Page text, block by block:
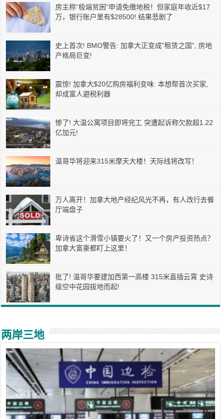
房主称“极端贫困”申请免缴地税！但家庭年收近$17
万，银行账户里有$28500! 结果悲剧了
史上首次! BMO警告: 加拿大正变成”租赁之国”, 房地
产格局巨变!
震惊! 加拿大$20亿购房福利变味: 本想帮首次买家,
却成富人避税利器
惨了! 大温公寓项目即将完工 突遭起诉称欠款超1.22
亿加元!
温哥华将迎来315米摩天大楼！天际线将改写！
万人离开！加拿大地产经纪风光不再，有人改行去餐
厅端盘子
卑诗省这个滑雪小镇要火了！又一个房产投资热点？
加拿大富豪都盯上这里！
批了! 温哥华要建加西第一高楼 315米直插云霄 史诗
级空中花园拔地而起!
两岸三地